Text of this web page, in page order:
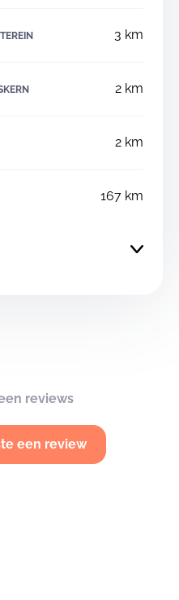
3 km
2 km
2 km
167 km
reviews
een review